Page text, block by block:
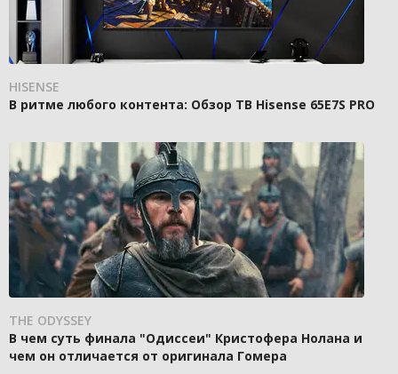
HISENSE
В ритме любого контента: Обзор ТВ Hisense 65E7S PRO
THE ODYSSEY
В чем суть финала "Одиссеи" Кристофера Нолана и
чем он отличается от оригинала Гомера